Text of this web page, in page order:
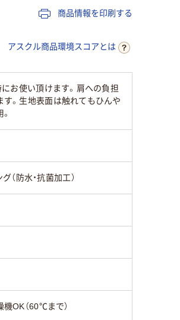
商品情報を印刷する
アスクル商品環境スコアとは
お使い頂けます。肩への負担
。生地表面は触れてもひんや
（防水・抗菌加工）
機OK（60℃まで）